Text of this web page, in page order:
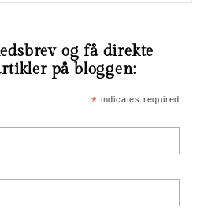
og få direkte
på bloggen:
* indicates required